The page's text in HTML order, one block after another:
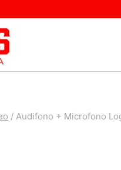
/ Audifono + Microfono